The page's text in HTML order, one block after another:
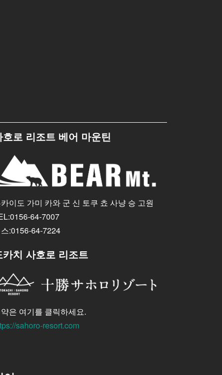
호로 리조트 베어 마운틴
이도 가미 카와 군 신 토쿠 쵸 사냥 승 고원
64-7007
:0156-64-7224
카치 사호로 리조트
은 여기를 클릭하세요.
sahoro-resort.com